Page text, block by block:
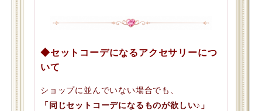
◆セットコーデになるアクセサリーにつ
いて
ショップに並んでいない場合でも、
「同じセットコーデになるものが欲しい♪」